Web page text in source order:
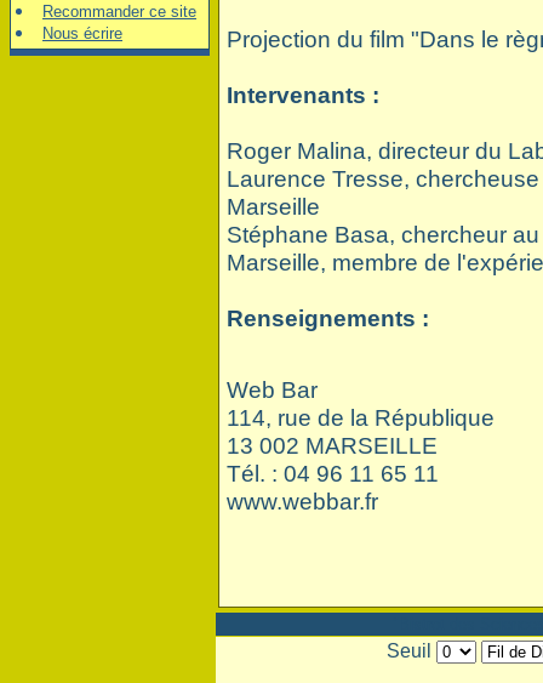
Recommander ce site
Nous écrire
Projection du film "Dans le
Intervenants :
Roger Malina, directeur du
Laurence Tresse,
Marseille
Stéphane Basa, chercheur
Marseille, membre de
Renseignements :
Web Bar
114, rue de la République
13 002 MARSEILLE
Tél. : 04 96 11 65 11
www.webbar.fr
Seuil